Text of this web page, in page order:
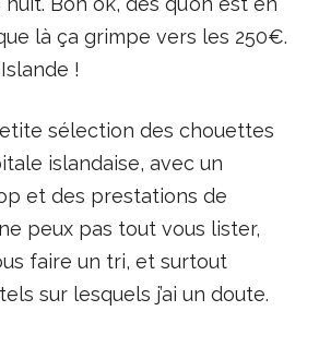
là ça grimpe vers les 250€.
!
sélection des chouettes
islandaise, avec un
et des prestations de
peux pas tout vous lister,
faire un tri, et surtout
sur lesquels j’ai un doute.